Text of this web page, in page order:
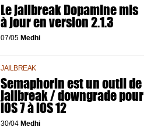
Le jailbreak Dopamine mis
à jour en version 2.1.3
07/05 Medhi
JAILBREAK
Semaphorin est un outil de
jailbreak / downgrade pour
iOS 7 à iOS 12
30/04 Medhi